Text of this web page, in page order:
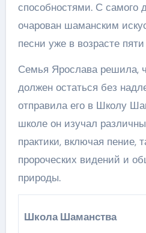
способностями. С самого
очарован шаманским
песни уже в возрасте пяти
Семья Ярослава решила,
должен остаться без
отправила его в Школу
школе он изучал
практики, включая пение,
пророческих видений и
природы.
Школа Шаманства